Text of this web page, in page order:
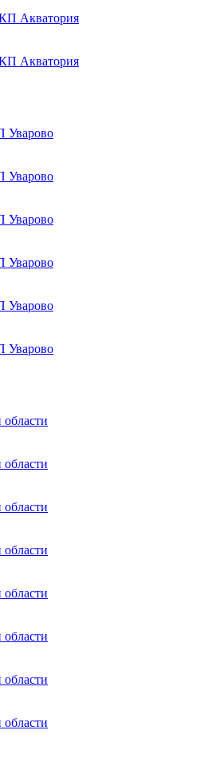
КП Акватория
КП Акватория
Уварово
Уварово
Уварово
Уварово
Уварово
Уварово